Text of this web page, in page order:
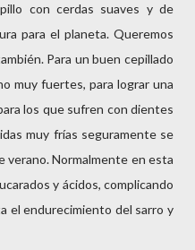
con cerdas suaves y de
para el planeta. Queremos
Para un buen cepillado
muy fuertes, para lograr una
los que sufren con dientes
muy frías seguramente se
verano. Normalmente en esta
y ácidos, complicando
el endurecimiento del sarro y